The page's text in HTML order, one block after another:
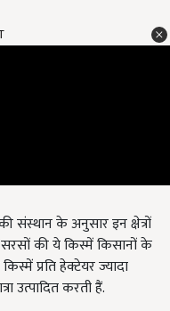
संस्थान के अनुसार इन क्षेत्रों
की ये किस्में किसानों के
प्रति हेक्टेयर ज्यादा
उत्पादित करती हैं.